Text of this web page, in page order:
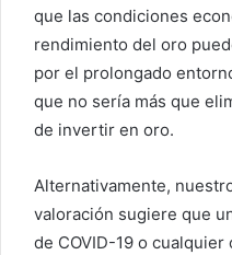
que las condiciones
rendimiento del oro
por el prolongado
que no sería más que
de invertir en oro.
Alternativamente,
valoración sugiere que
de COVID-19 o